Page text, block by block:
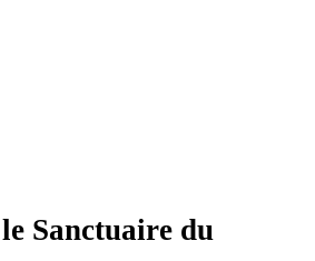
Sanctuaire du